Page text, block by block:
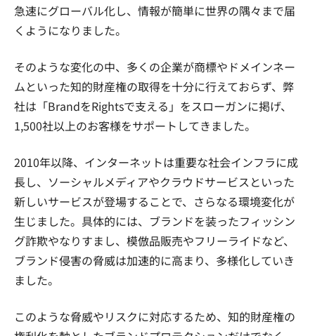
急速にグローバル化し、情報が簡単に世界の隅々まで届
くようになりました。
そのような変化の中、多くの企業が商標やドメインネー
ムといった知的財産権の取得を十分に行えておらず、弊
社は「BrandをRightsで支える」をスローガンに掲げ、
1,500社以上のお客様をサポートしてきました。
2010年以降、インターネットは重要な社会インフラに成
長し、ソーシャルメディアやクラウドサービスといった
新しいサービスが登場することで、さらなる環境変化が
生じました。具体的には、ブランドを装ったフィッシン
グ詐欺やなりすまし、模倣品販売やフリーライドなど、
ブランド侵害の脅威は加速的に高まり、多様化していき
ました。
このような脅威やリスクに対応するため、知的財産権の